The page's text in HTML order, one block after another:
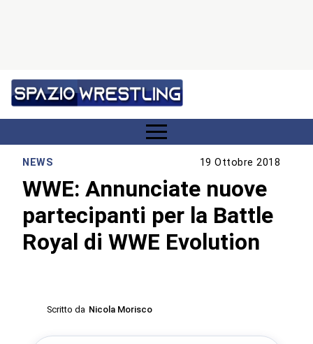
NEWS 19 Ottobre 2018
WWE: Annunciate nuove
partecipanti per la Battle
Royal di WWE Evolution
Scritto da Nicola Morisco